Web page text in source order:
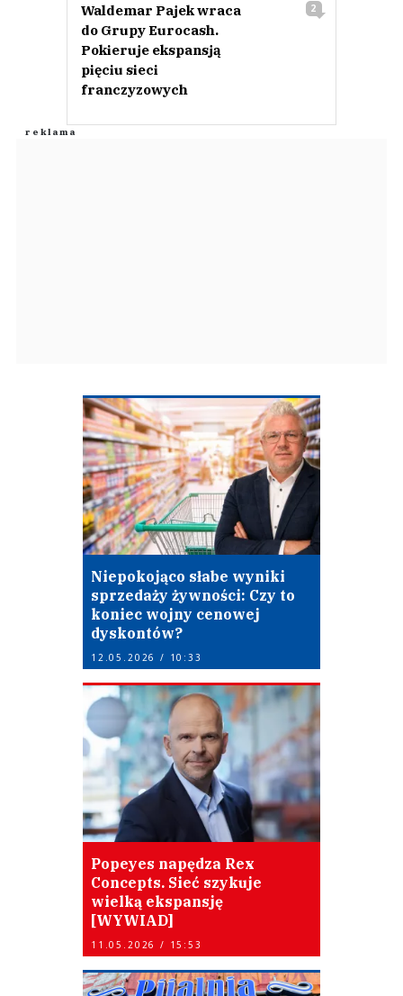
Waldemar Pajek wraca
do Grupy Eurocash.
Pokieruje ekspansją
pięciu sieci
franczyzowych
2
Niepokojąco słabe wyniki
sprzedaży żywności: Czy to
koniec wojny cenowej
dyskontów?
12.05.2026 / 10:33
Popeyes napędza Rex
Concepts. Sieć szykuje
wielką ekspansję
[WYWIAD]
11.05.2026 / 15:53